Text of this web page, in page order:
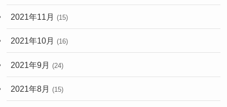
2021年11月 (15)
2021年10月 (16)
2021年9月 (24)
2021年8月 (15)